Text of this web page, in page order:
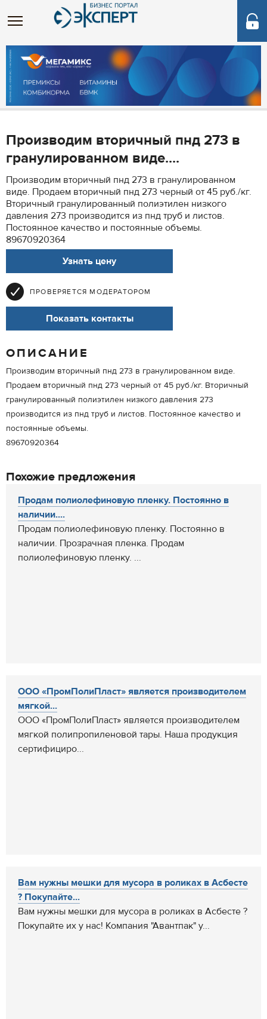
Производим вторичный пнд 273 в
гранулированном виде....
Производим вторичный пнд 273 в гранулированном
виде. Продаем вторичный пнд 273 черный от 45 руб./кг.
Вторичный гранулированный полиэтилен низкого
давления 273 производится из пнд труб и листов.
Постоянное качество и постоянные объемы.
89670920364
Узнать цену
ПРОВЕРЯЕТСЯ МОДЕРАТОРОМ
Показать контакты
ОПИСАНИЕ
Производим вторичный пнд 273 в гранулированном виде.
Продаем вторичный пнд 273 черный от 45 руб./кг. Вторичный
гранулированный полиэтилен низкого давления 273
производится из пнд труб и листов. Постоянное качество и
постоянные объемы.
89670920364
Похожие предложения
Продам полиолефиновую пленку. Постоянно в
наличии....
Продам полиолефиновую пленку. Постоянно в
наличии. Прозрачная пленка. Продам
полиолефиновую пленку. ...
ООО «ПромПолиПласт» является производителем
мягкой...
ООО «ПромПолиПласт» является производителем
мягкой полипропиленовой тары. Наша продукция
сертифициро...
Вам нужны мешки для мусора в роликах в Асбесте
? Покупайте...
Вам нужны мешки для мусора в роликах в Асбесте ?
Покупайте их у нас! Компания "Авантпак" у...